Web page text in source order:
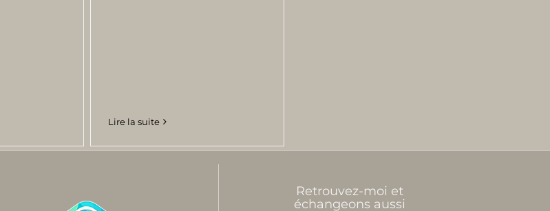
Lire la suite
Retrouvez-moi et
échangeons aussi